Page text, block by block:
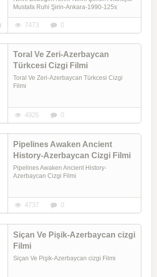
Mustafa Ruhi Şirin-Ankara-1990-125s
7473 0
Toral Ve Zeri-Azerbaycan
Türkcesi Cizgi Filmi
Toral Ve Zeri-Azerbaycan Türkcesi Cizgi
Filmi
4926 0
Pipelines Awaken Ancient
History-Azerbaycan Cizgi Filmi
Pipelines Awaken Ancient History-
Azerbaycan Cizgi Filmi
4737 0
Siçan Ve Pişik-Azerbaycan cizgi
Filmi
Siçan Ve Pişik-Azerbaycan cizgi Filmi